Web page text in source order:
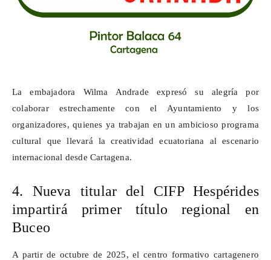
La embajadora Wilma Andrade expresó su alegría por
colaborar estrechamente con el Ayuntamiento y los
organizadores, quienes ya trabajan en un ambicioso programa
cultural que llevará la creatividad ecuatoriana al escenario
internacional desde Cartagena.
4. Nueva titular del CIFP Hespérides
impartirá primer título regional en
Buceo
A partir de octubre de 2025, el centro formativo cartagenero